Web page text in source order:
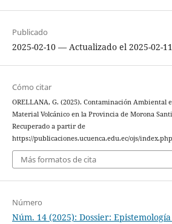
Publicado
2025-02-10 — Actualizado el 2025-02-11
Cómo citar
ORELLANA, G. (2025). Contaminación Ambiental
Material Volcánico en la Provincia de Morona
Recuperado a partir de
https://publicaciones.ucuenca.edu.ec/ojs/
Más formatos de cita
Número
Núm. 14 (2025): Dossier: